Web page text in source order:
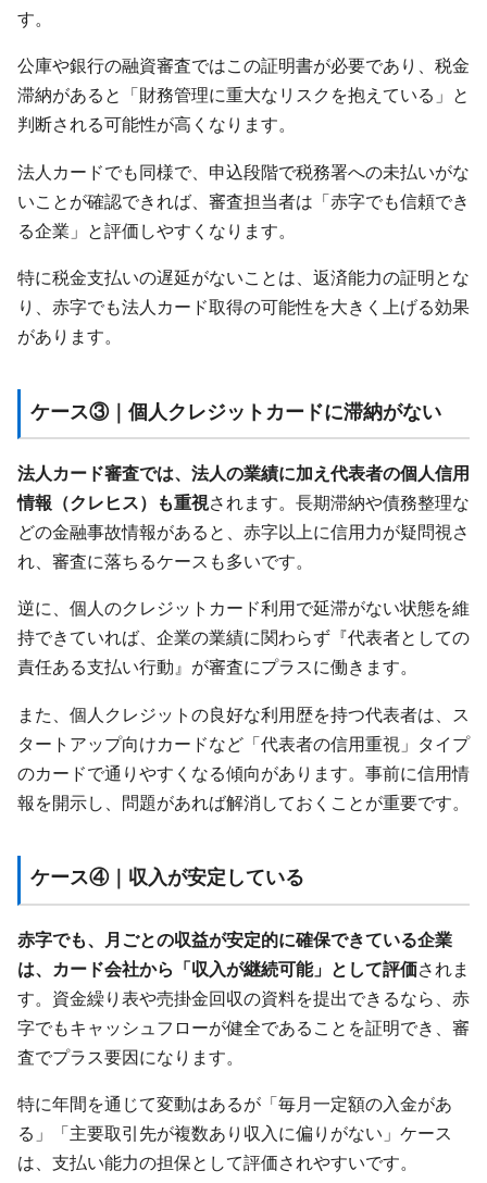
す。
公庫や銀行の融資審査ではこの証明書が必要であり、税金
滞納があると「財務管理に重大なリスクを抱えている」と
判断される可能性が高くなります。
法人カードでも同様で、申込段階で税務署への未払いがな
いことが確認できれば、審査担当者は「赤字でも信頼でき
る企業」と評価しやすくなります。
特に税金支払いの遅延がないことは、返済能力の証明とな
り、赤字でも法人カード取得の可能性を大きく上げる効果
があります。
ケース③｜個人クレジットカードに滞納がない
法人カード審査では、法人の業績に加え代表者の個人信用
情報（クレヒス）も重視されます。長期滞納や債務整理な
どの金融事故情報があると、赤字以上に信用力が疑問視さ
れ、審査に落ちるケースも多いです。
逆に、個人のクレジットカード利用で延滞がない状態を維
持できていれば、企業の業績に関わらず『代表者としての
責任ある支払い行動』が審査にプラスに働きます。
また、個人クレジットの良好な利用歴を持つ代表者は、ス
タートアップ向けカードなど「代表者の信用重視」タイプ
のカードで通りやすくなる傾向があります。事前に信用情
報を開示し、問題があれば解消しておくことが重要です。
ケース④｜収入が安定している
赤字でも、月ごとの収益が安定的に確保できている企業
は、カード会社から「収入が継続可能」として評価されま
す。資金繰り表や売掛金回収の資料を提出できるなら、赤
字でもキャッシュフローが健全であることを証明でき、審
査でプラス要因になります。
特に年間を通じて変動はあるが「毎月一定額の入金があ
る」「主要取引先が複数あり収入に偏りがない」ケース
は、支払い能力の担保として評価されやすいです。